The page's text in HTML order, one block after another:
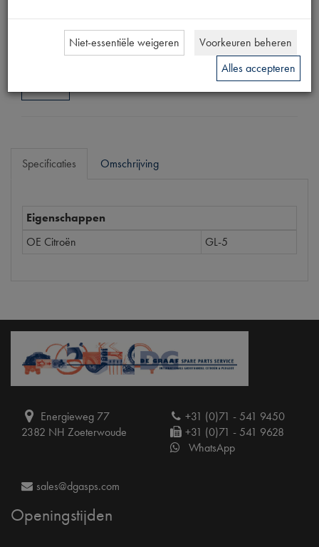
€62,38 (€51,55excl. btw
Dit product kan op dit moment niet besteld worden
Specificaties Omschrijving
Eigenschappen
OE Citroën
GL-5
Energieweg 77
2382 NH Zoeterwoude
+31 (0)71 - 541 9450
+31 (0)71 - 541 9628
WhatsApp
sales@dgasps.com
Openingstijden
Niet-essentiële weigeren
Voorkeuren beheren
Alles accepteren